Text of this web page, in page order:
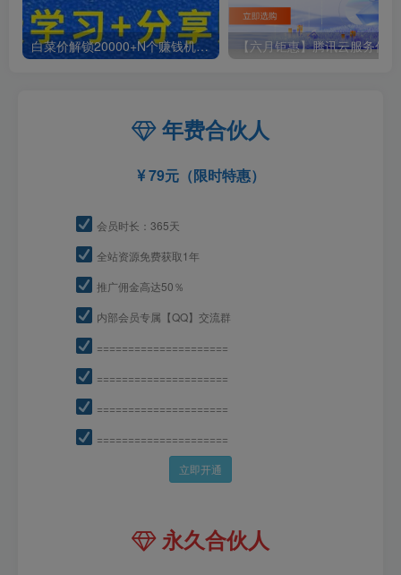
白菜价解锁20000+N个赚钱机会，加入轻创终点站会员，全站资源免费学习。
年费合伙人
79元（限时特惠）
会员时长：365天
全站资源免费获取1年
推广佣金高达50％
内部会员专属【QQ】交流群
=====================
=====================
=====================
=====================
立即开通
永久合伙人